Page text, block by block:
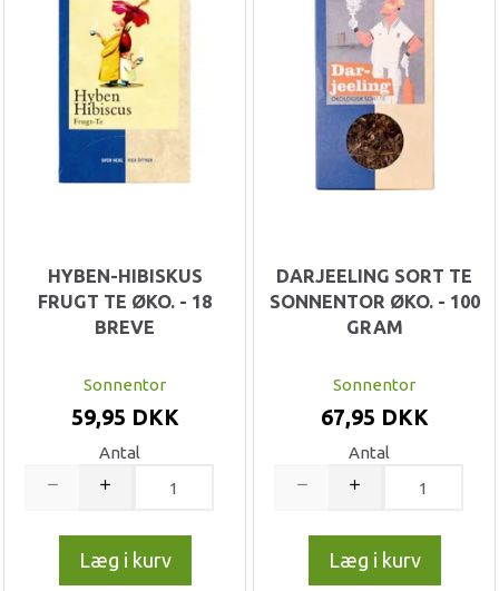
HYBEN-HIBISKUS
FRUGT TE ØKO. - 18
BREVE
Sonnentor
59,95 DKK
Antal
Læg i kurv
DARJEELING SORT TE
SONNENTOR ØKO. - 100
GRAM
Sonnentor
67,95 DKK
Antal
Læg i kurv